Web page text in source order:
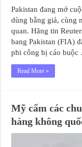
Pakistan đang mở
dùng bằng giả, cùng
quan. Hãng tin
bang Pakistan (FIA)
phi công bị cáo
Read More »
Mỹ cấm các
hàng không